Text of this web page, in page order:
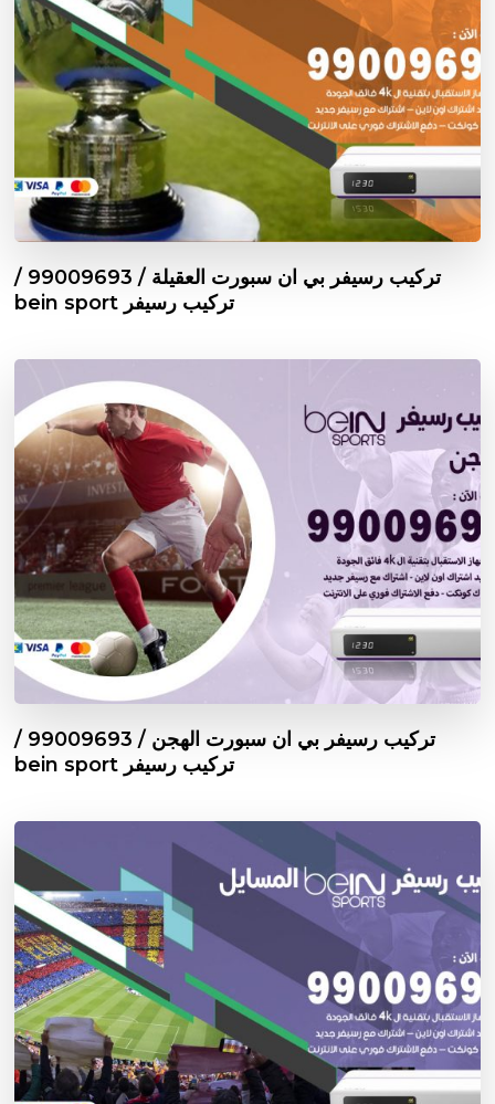
تركيب رسيفر بي ان سبورت العقيلة / 99009693 /
تركيب رسيفر bein sport
تركيب رسيفر بي ان سبورت الهجن / 99009693 /
تركيب رسيفر bein sport